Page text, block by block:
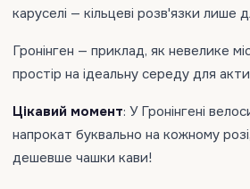
каруселі — кільцеві розв'язки лише
Гронінген — приклад, як невелике
простір на ідеальну середу для
Цікавий момент: У Гронінгені
напрокат буквально на кожному
дешевше чашки кави!